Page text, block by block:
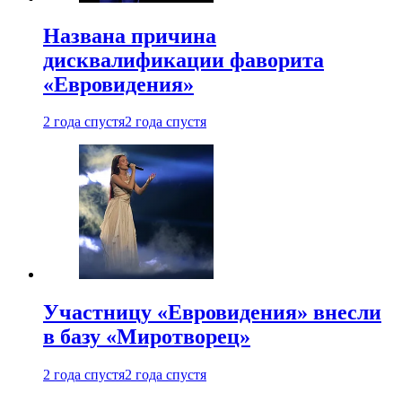
Названа причина
дисквалификации фаворита
«Евровидения»
2 года спустя2 года спустя
Участницу «Евровидения» внесли
в базу «Миротворец»
2 года спустя2 года спустя